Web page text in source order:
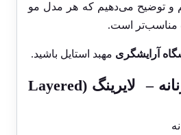
و توضیح می‌دهیم که هر مدل مو
مناسب‌تر است.
آرایشگری مهبد استایل باشید.
مدل موی بلند زنانه – لایرینگ (Layered